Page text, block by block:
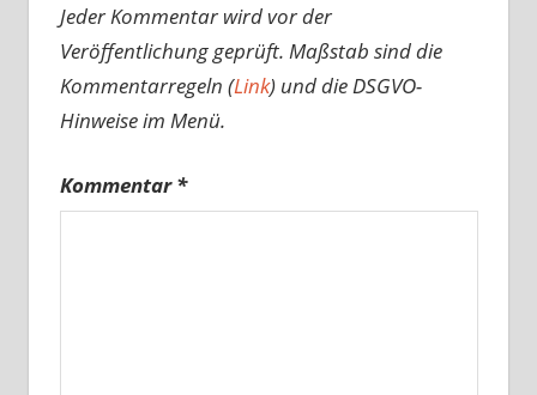
Jeder Kommentar wird vor der
Veröffentlichung geprüft. Maßstab sind die
Kommentarregeln (Link) und die DSGVO-
Hinweise im Menü.
Kommentar*